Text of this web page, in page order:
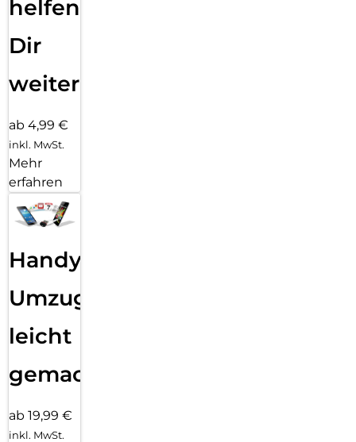
helfen
Dir
weiter
ab 4,99 €
inkl. MwSt.
Mehr
erfahren
Handy
Umzug
leicht
gemacht!
ab 19,99 €
inkl. MwSt.